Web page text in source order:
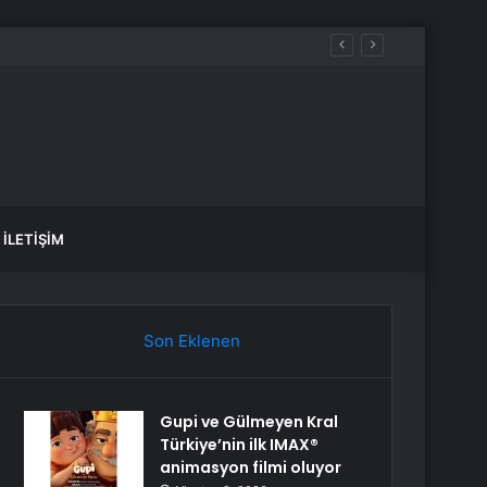
İLETIŞIM
Son Eklenen
Gupi ve Gülmeyen Kral
Türkiye’nin ilk IMAX®
animasyon filmi oluyor